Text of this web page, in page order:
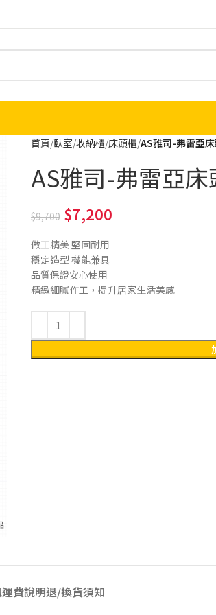
首頁 臥室 收納櫃 床頭櫃 AS雅司-弗雷亞
AS雅司-弗雷亞
9,700 7,200
做工精美 堅固耐用
穩定造型 機能兼具
品質保證安心使用
精緻細膩作工，提升居家生活美感
運費說明退/換貨須知